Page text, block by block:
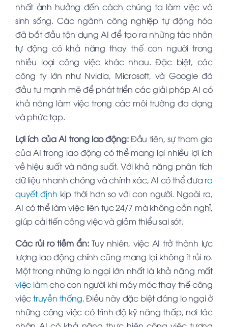
nhất ảnh hưởng đến cách chúng ta làm việc và
sinh sống. Các ngành công nghiệp tự động hóa
đã bắt đầu tận dụng AI để tạo ra những tác nhân
tự động có khả năng thay thế con người trong
nhiều loại công việc khác nhau. Đặc biệt, các
công ty lớn như Nvidia, Microsoft, và Google đã
đầu tư mạnh mẽ để phát triển các giải pháp AI có
khả năng làm việc trong các môi trường đa dạng
và phức tạp.
Lợi ích của AI trong lao động:Đầu tiên, sự tham gia
của AI trong lao động có thể mang lại nhiều lợi ích
về hiệu suất và năng suất. Với khả năng phân tích
dữ liệu nhanh chóng và chính xác, AI có thể đưa ra
quyết định kịp thời hơn so với con người. Ngoài ra,
AI có thể làm việc liên tục 24/7 mà không cần nghỉ,
giúp cải tiến công việc và giảm thiểu sai sót.
Các rủi ro tiềm ẩn:Tuy nhiên, việc AI trở thành lực
lượng lao động chính cũng mang lại không ít rủi ro.
Một trong những lo ngại lớn nhất là khả năng mất
việc làmcho con người khi máy móc thay thế công
việctruyền thống. Điều này đặc biệt đáng lo ngại ở
những công việc có trình độ kỹ năng thấp, nơi tác